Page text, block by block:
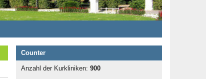
Counter
Anzahl der Kurkliniken: 900